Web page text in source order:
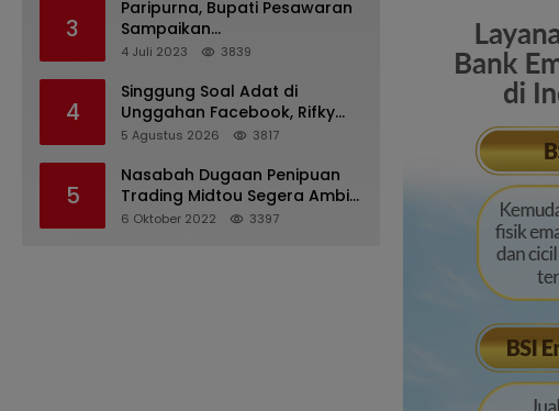
Batu
3
Paripurna, Bupati Pesawaran
Sampaikan
Pertanggungjawaban
4 Juli 2023 3839
4
Singgung Soal Adat di
Unggahan Facebook, Rifky
Desriana Minta Maaf ke PDA
5 Agustus 2026 3817
5
Nasabah Dugaan Penipuan
Trading Midtou Segera Ambil
Langkah Hukum
6 Oktober 2022 3397